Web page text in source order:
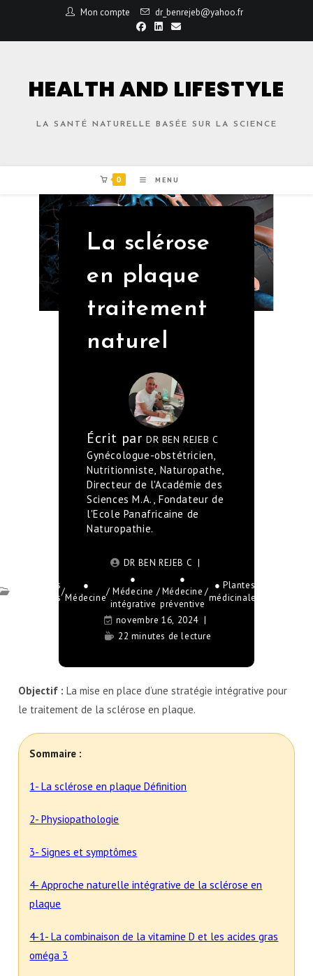
Mon compte dr_benrejeb@yahoo.fr
HEALTH AND LIFESTYLE
LA SANTÉ NATURELLE BASÉE SUR LA SCIENCE
0 MENU
La sclérose
en plaque
traitement
naturel
Écrit par DR BEN REJEB C
Gynécologue-obstétricien,
Nutritionniste, Naturopathe,
Directeur de l'Académie des
Sciences M.A., Fondateur de
l'Ecole Panafricaine de
Naturopathie.
DR BEN REJEB C
● Maladies
chroniques
/
●
Médecine
/
●
Médecine
intégrative
/
●
Médecine
préventive
/
● Plantes
médicinales
novembre 16, 2024
22 minutes de lecture
Objectif :La mise en place d’une stratégie intégrative pour
le traitement de la sclérose en plaque.
Sommaire :
1- La sclérose en plaque Définition
2- Physiopathologie
3- Signes et symptômes
4- Approche naturelle intégrative de la sclérose en
plaque
4-1- La combinaison de la vitamine D et les acides gras
oméga 3